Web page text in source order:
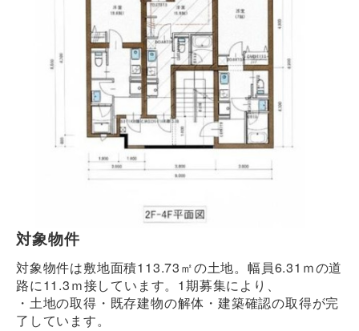
対象物件
対象物件は敷地面積113.73㎡の土地。幅員6.31ｍの道
路に11.3ｍ接しています。1期募集により、
・土地の取得・既存建物の解体・建築確認の取得が完
了しています。